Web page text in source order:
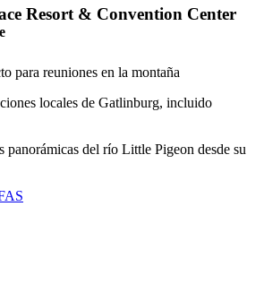
Resort & Convention Center
para reuniones en la montaña
locales de Gatlinburg, incluido
panorámicas del río Little Pigeon desde su